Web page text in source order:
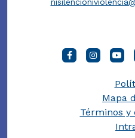
Mapa
Términos y